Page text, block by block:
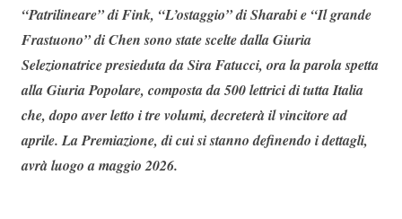
“Patrilineare” di Fink, “L’ostaggio” di Sharabi e “Il grande
Frastuono” di Chen sono state scelte dalla Giuria
Selezionatrice presieduta da Sira Fatucci, ora la parola spetta
alla Giuria Popolare, composta da 500 lettrici di tutta Italia
che, dopo aver letto i tre volumi, decreterà il vincitore ad
aprile. La Premiazione, di cui si stanno definendo i dettagli,
avrà luogo a maggio 2026.